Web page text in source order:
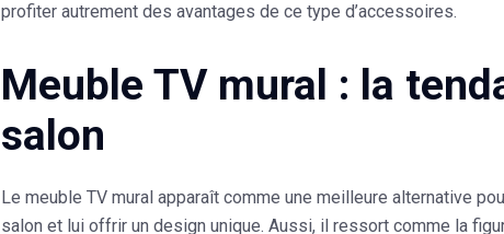
profiter autrement des avantages de ce type d’accessoires.
Meuble TV mural : la
salon
Le meuble TV mural apparaît comme une meilleure alternative
salon et lui offrir un design unique. Aussi, il ressort comme la